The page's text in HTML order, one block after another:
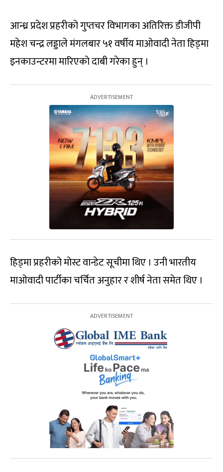
आन्ध्र प्रदेश प्रहरीको गुप्तचर विभागका अतिरिक्त डीजीपी
महेश चन्द्र लड्डाले मंगलबार ५१ वर्षीय माओवादी नेता हिड्मा
इनकाउन्टरमा मारिएको दाबी गरेका हुन् ।
हिड्मा प्रहरीको मोस्ट वान्डेट सूचीमा थिए । उनी भारतीय
माओवादी पार्टीका चर्चित अनुहार र शीर्ष नेता समेत थिए ।